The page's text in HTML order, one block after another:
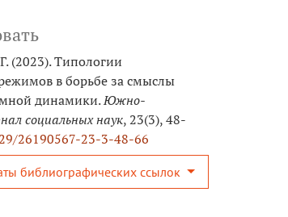
(2023). Типологии
в борьбе за смыслы
динамики.Южно-
социальных наук, 23(3), 48-
26190567-23-3-48-66
библиографических ссылок